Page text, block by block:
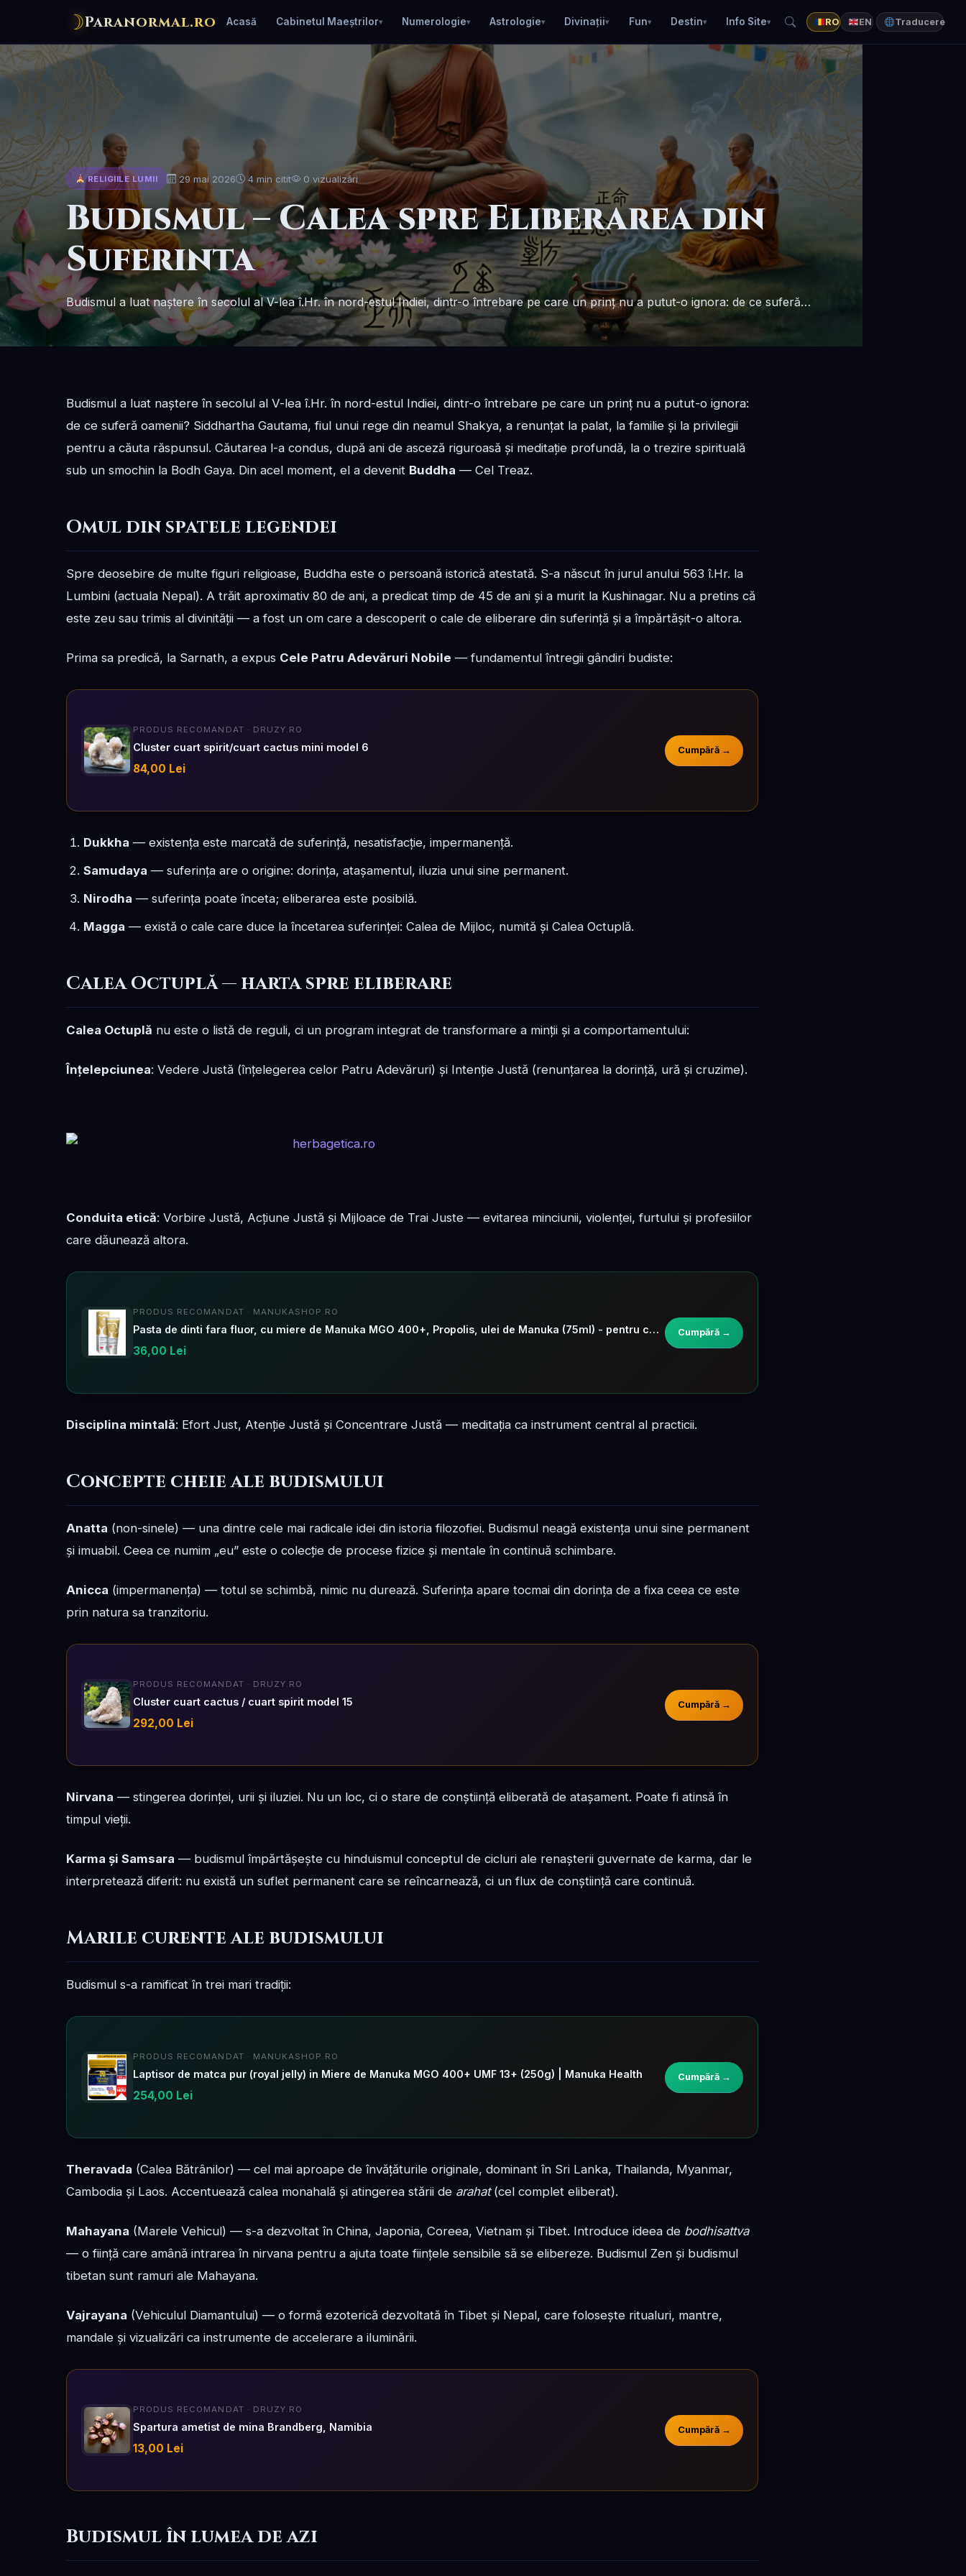
☽Paranormal.ro Acasă Cabinetul Maeștrilor Numerologie Astrologie Divinații Fun Destin Info Site RO EN Traducere
RELIGIILE LUMII 29 mai 2026 4 min citit 0 vizualizări
Budismul – Calea spre Eliberarea din
Suferinta
Budismul a luat naștere în secolul al V-lea î.Hr. în nord-estul Indiei, dintr-o întrebare pe care un prinț nu a putut-o ignora: de ce suferă…
Budismul a luat naștere în secolul al V-lea î.Hr. în nord-estul Indiei, dintr-o întrebare pe care un prinț nu a putut-o ignora:
de ce suferă oamenii? Siddhartha Gautama, fiul unui rege din neamul Shakya, a renunțat la palat, la familie și la privilegii
pentru a căuta răspunsul. Căutarea l-a condus, după ani de asceză riguroasă și meditație profundă, la o trezire spirituală
sub un smochin la Bodh Gaya. Din acel moment, el a devenit Buddha — Cel Treaz.
Omul din spatele legendei
Spre deosebire de multe figuri religioase, Buddha este o persoană istorică atestată. S-a născut în jurul anului 563 î.Hr. la
Lumbini (actuala Nepal). A trăit aproximativ 80 de ani, a predicat timp de 45 de ani și a murit la Kushinagar. Nu a pretins că
este zeu sau trimis al divinității — a fost un om care a descoperit o cale de eliberare din suferință și a împărtășit-o altora.
Prima sa predică, la Sarnath, a expus Cele Patru Adevăruri Nobile — fundamentul întregii gândiri budiste:
PRODUS RECOMANDAT · DRUZY.RO
Cluster cuart spirit/cuart cactus mini model 6
84,00 Lei
Cumpără →
Dukkha — existența este marcată de suferință, nesatisfacție, impermanență.
Samudaya — suferința are o origine: dorința, atașamentul, iluzia unui sine permanent.
Nirodha — suferința poate înceta; eliberarea este posibilă.
Magga — există o cale care duce la încetarea suferinței: Calea de Mijloc, numită și Calea Octuplă.
Calea Octuplă — harta spre eliberare
Calea Octuplă nu este o listă de reguli, ci un program integrat de transformare a minții și a comportamentului:
Înțelepciunea: Vedere Justă (înțelegerea celor Patru Adevăruri) și Intenție Justă (renunțarea la dorință, ură și cruzime).
Conduita etică: Vorbire Justă, Acțiune Justă și Mijloace de Trai Juste — evitarea minciunii, violenței, furtului și profesiilor
care dăunează altora.
PRODUS RECOMANDAT · MANUKASHOP.RO
Pasta de dinti fara fluor, cu miere de Manuka MGO 400+, Propolis, ulei de Manuka (75ml) - pentru copii si adulti
36,00 Lei
Cumpără →
Disciplina mintală: Efort Just, Atenție Justă și Concentrare Justă — meditația ca instrument central al practicii.
Concepte cheie ale budismului
Anatta (non-sinele) — una dintre cele mai radicale idei din istoria filozofiei. Budismul neagă existența unui sine permanent
și imuabil. Ceea ce numim „eu” este o colecție de procese fizice și mentale în continuă schimbare.
Anicca (impermanența) — totul se schimbă, nimic nu durează. Suferința apare tocmai din dorința de a fixa ceea ce este
prin natura sa tranzitoriu.
PRODUS RECOMANDAT · DRUZY.RO
Cluster cuart cactus / cuart spirit model 15
292,00 Lei
Cumpără →
Nirvana — stingerea dorinței, urii și iluziei. Nu un loc, ci o stare de conștiință eliberată de atașament. Poate fi atinsă în
timpul vieții.
Karma și Samsara — budismul împărtășește cu hinduismul conceptul de cicluri ale renașterii guvernate de karma, dar le
interpretează diferit: nu există un suflet permanent care se reîncarnează, ci un flux de conștiință care continuă.
Marile curente ale budismului
Budismul s-a ramificat în trei mari tradiții:
PRODUS RECOMANDAT · MANUKASHOP.RO
Laptisor de matca pur (royal jelly) in Miere de Manuka MGO 400+ UMF 13+ (250g) | Manuka Health
254,00 Lei
Cumpără →
Theravada (Calea Bătrânilor) — cel mai aproape de învățăturile originale, dominant în Sri Lanka, Thailanda, Myanmar,
Cambodia și Laos. Accentuează calea monahală și atingerea stării de arahat(cel complet eliberat).
Mahayana (Marele Vehicul) — s-a dezvoltat în China, Japonia, Coreea, Vietnam și Tibet. Introduce ideea de bodhisattva
— o ființă care amână intrarea în nirvana pentru a ajuta toate ființele sensibile să se elibereze. Budismul Zen și budismul
tibetan sunt ramuri ale Mahayana.
Vajrayana (Vehiculul Diamantului) — o formă ezoterică dezvoltată în Tibet și Nepal, care folosește ritualuri, mantre,
mandale și vizualizări ca instrumente de accelerare a iluminării.
PRODUS RECOMANDAT · DRUZY.RO
Spartura ametist de mina Brandberg, Namibia
13,00 Lei
Cumpără →
Budismul în lumea de azi